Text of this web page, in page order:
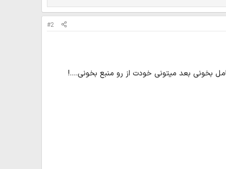
#2
بخونی بعد میتونی خودت از رو منبع بخونی....!